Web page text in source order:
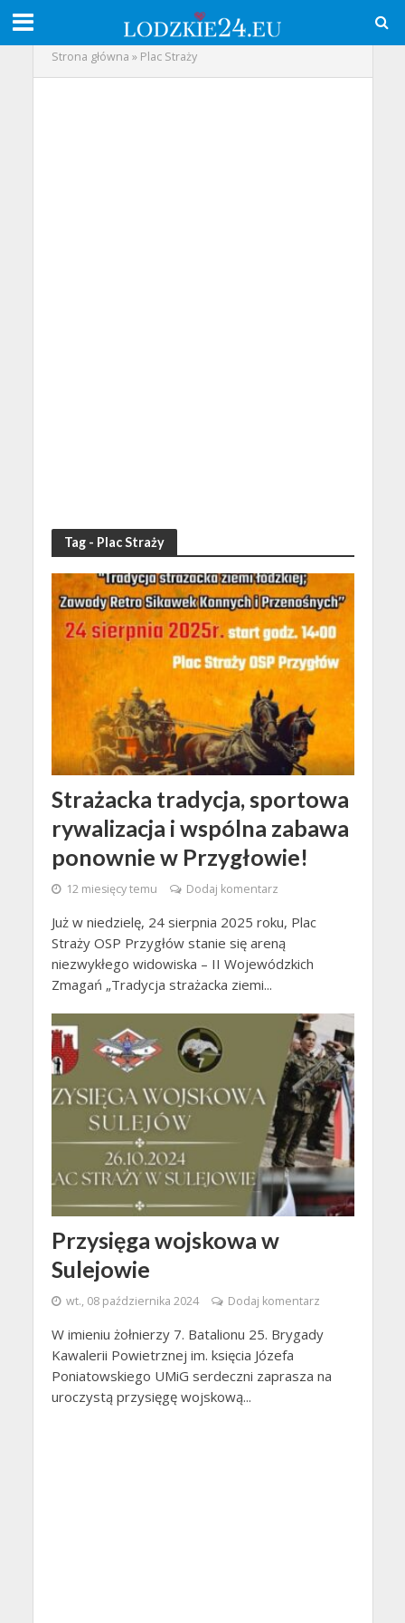
Strona główna » Plac Straży
Tag - Plac Straży
Strażacka tradycja, sportowa
rywalizacja i wspólna zabawa
ponownie w Przygłowie!
12 miesięcy temu Dodaj komentarz
Już w niedzielę, 24 sierpnia 2025 roku, Plac
Straży OSP Przygłów stanie się areną
niezwykłego widowiska – II Wojewódzkich
Zmagań „Tradycja strażacka ziemi...
Przysięga wojskowa w
Sulejowie
wt., 08 października 2024 Dodaj komentarz
W imieniu żołnierzy 7. Batalionu 25. Brygady
Kawalerii Powietrznej im. księcia Józefa
Poniatowskiego UMiG serdeczni zaprasza na
uroczystą przysięgę wojskową...